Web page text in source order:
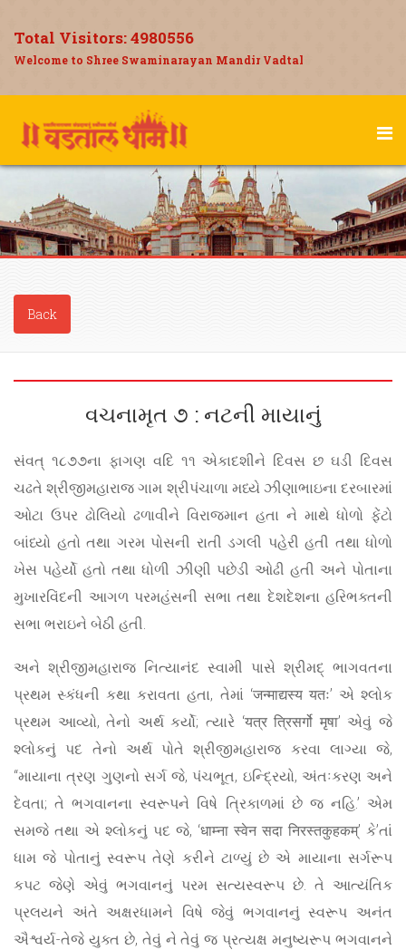
Total Visitors:4980556
Welcome to Shree Swaminarayan Mandir Vadtal
Back
વચનામૃત ૭ : નટની માયાનું
સંવત્ ૧૮૭૭ના ફાગણ વદિ ૧૧ એકાદશીને દિવસ છ ઘડી દિવસ
ચઢતે શ્રીજીમહારાજ ગામ શ્રીપંચાળા મધ્યે ઝીણાભાઇના દરબારમાં
ઓટા ઉપર ઢોલિયો ઢળાવીને વિરાજમાન હતા ને માથે ધોળો ફેંટો
બાંધ્યો હતો તથા ગરમ પોસની રાતી ડગલી પહેરી હતી તથા ધોળો
ખેસ પહેર્યો હતો તથા ધોળી ઝીણી પછેડી ઓઢી હતી અને પોતાના
મુખારવિંદની આગળ પરમહંસની સભા તથા દેશદેશના હરિભક્તની
સભા ભરાઇને બેઠી હતી.
અને શ્રીજીમહારાજ નિત્યાનંદ સ્વામી પાસે શ્રીમદ્ ભાગવતના
પ્રથમ સ્કંધની કથા કરાવતા હતા, તેમાં ‘जन्माद्यस्य यतः’ એ શ્લોક
પ્રથમ આવ્યો, તેનો અર્થ કર્યો; ત્યારે ‘यत्र त्रिसर्गो मृषा’ એવું જે
શ્લોકનું પદ તેનો અર્થ પોતે શ્રીજીમહારાજ કરવા લાગ્યા જે,
“માયાના ત્રણ ગુણનો સર્ગ જે, પંચભૂત, ઇન્દ્રિયો, અંતઃકરણ અને
દેવતા; તે ભગવાનના સ્વરૂપને વિષે ત્રિકાળમાં છે જ નહિ.’ એમ
સમજે તથા એ શ્લોકનું પદ જે, ‘धाम्ना स्वेन सदा निरस्तकुहकम्’ કે’તાં
ધામ જે પોતાનું સ્વરૂપ તેણે કરીને ટાળ્યું છે એ માયાના સર્ગરૂપ
કપટ જેણે એવું ભગવાનનું પરમ સત્યસ્વરૂપ છે. તે આત્યંતિક
પ્રલયને અંતે અક્ષરધામને વિષે જેવું ભગવાનનું સ્વરૂપ અનંત
ઐશ્વર્ય-તેજે યુક્ત છે, તેવું ને તેવું જ પ્રત્યક્ષ મનુષ્યરૂપ ભગવાનને